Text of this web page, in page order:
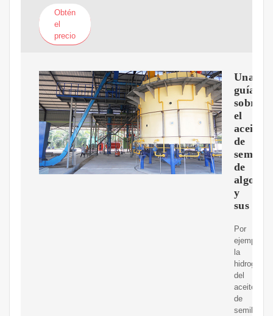
Obtén
el
precio
Una
guía
sobre
el
aceite
de
semilla
de
algodón
y
sus
Por
ejemplo,
la
del
aceite
de
semilla